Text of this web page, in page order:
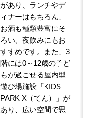
があり、ランチやデ
ィナーはもちろん、
お酒も種類豊富にそ
ろい、夜飲みにもお
すすめです。また、3
階には0～12歳の子ど
もが過ごせる屋内型
遊び場施設「KIDS
PARK X（てん）」が
あり、広い空間で思